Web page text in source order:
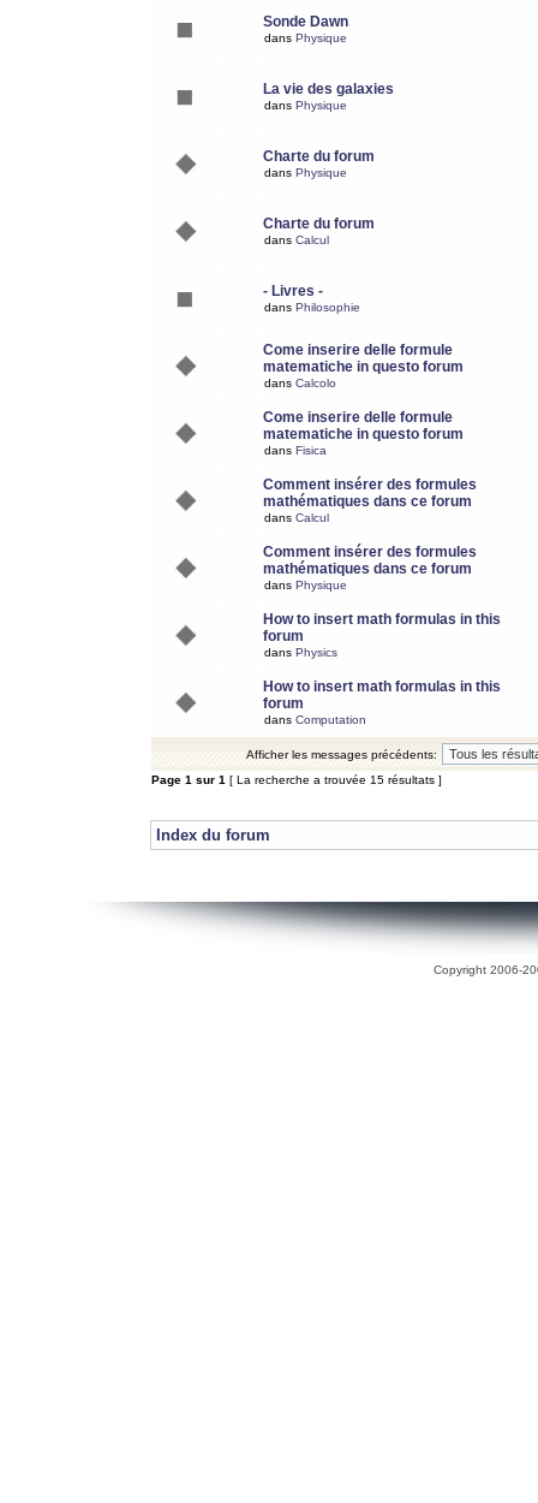
Sonde Dawn
dans Physique
La vie des galaxies
dans Physique
Charte du forum
dans Physique
Charte du forum
dans Calcul
- Livres -
dans Philosophie
Come inserire delle formule
matematiche in questo forum
dans Calcolo
Come inserire delle formule
matematiche in questo forum
dans Fisica
Comment insérer des formules
mathématiques dans ce forum
dans Calcul
Comment insérer des formules
mathématiques dans ce forum
dans Physique
How to insert math formulas in this
forum
dans Physics
How to insert math formulas in this
forum
dans Computation
Afficher les messages précédents:
Page 1 sur 1 [ La recherche a trouvée 15 résultats ]
Index du forum
Copyright 2006-